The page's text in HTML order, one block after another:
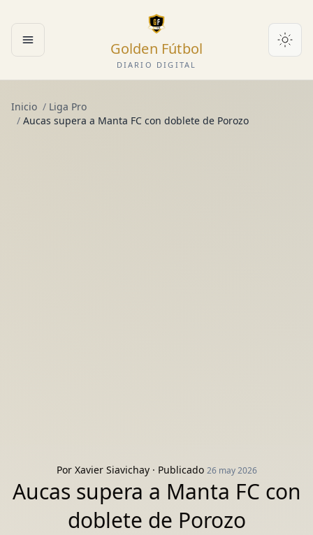
Abrir menú Golden Fútbol
DIARIO DIGITAL
Inicio / Liga Pro
/ Aucas supera a Manta FC con doblete de Porozo
Por Xavier Siavichay· Publicado 26 may 2026
Aucas supera a Manta FC con
doblete de Porozo